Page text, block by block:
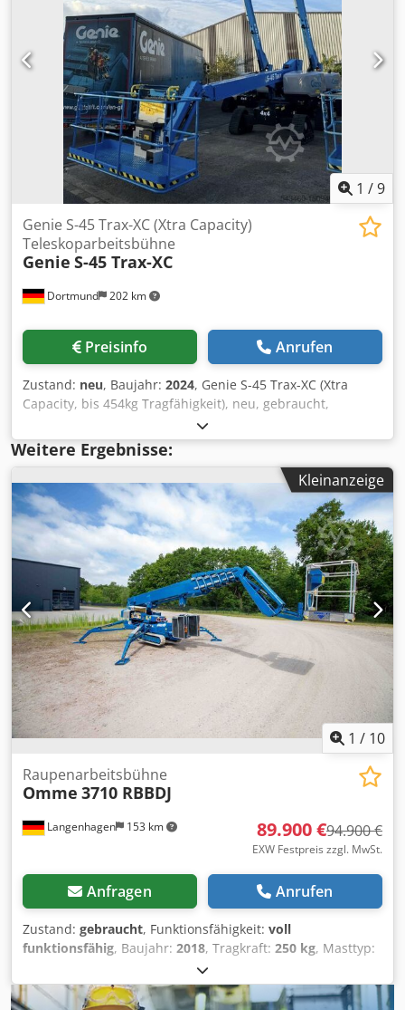
1 /9
Dortmund 202 km
Genie S-45 Trax-XC (Xtra Capacity)
Teleskoparbeitsbühne
Genie S-45 Trax-XC
Preisinfo Anrufen
Zustand: neu, Baujahr: 2024, Genie S-45 Trax-XC (Xtra
Capacity, bis 454kg Tragfähigkeit), neu, gebraucht,
Vorführmaschinen verfügbar Dcjdpfxjrpzguo Amhek
Weitere Ergebnisse:
Kleinanzeige
1 / 10
Langenhagen 153 km
Raupenarbeitsbühne
Omme 3710 RBBDJ
89.900 €94.900 €
EXW Festpreis zzgl. MwSt.
Anfragen Anrufen
Zustand: gebraucht, Funktionsfähigkeit: voll
funktionsfähig, Baujahr: 2018, Tragkraft: 250 kg, Masttyp:
35.000 mm
kg, Transportlänge:6.400 mm, Transportbreite:1.100 mm,
Transporthöhe:1.990 mm, Kraftstofftyp:hybrid, OMME